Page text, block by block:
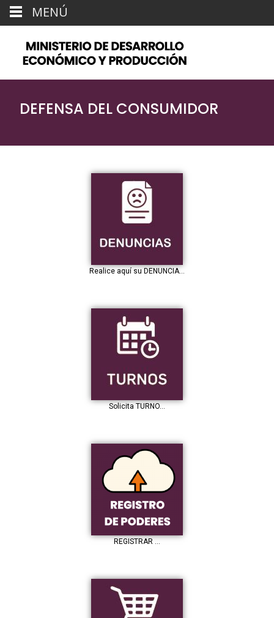
DEFENSA DEL CONSUMIDOR
Realice aquí su DENUNCIA...
Solicita TURNO…
REGISTRAR …
MENÚ